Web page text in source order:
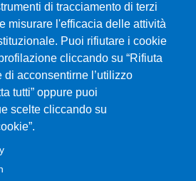
di tracciamento di terzi
misurare l'efficacia delle attività
Puoi rifiutare i cookie
cliccando su “Rifiuta
di acconsentirne l’utilizzo
tutti” oppure puoi
scelte cliccando su
di Messina
Messina